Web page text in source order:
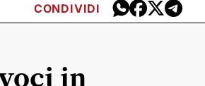
CONDIVIDI
in